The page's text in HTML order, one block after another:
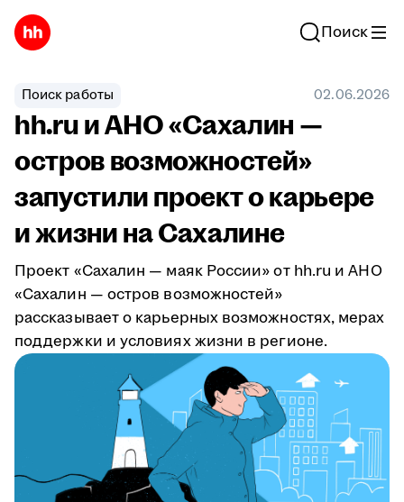
Поиск
Поиск работы 02.06.2026
hh.ru и АНО «Сахалин —
остров возможностей»
запустили проект о карьере
и жизни на Сахалине
Проект «Сахалин — маяк России» от hh.ru и АНО
«Сахалин — остров возможностей»
рассказывает о карьерных возможностях, мерах
поддержки и условиях жизни в регионе.